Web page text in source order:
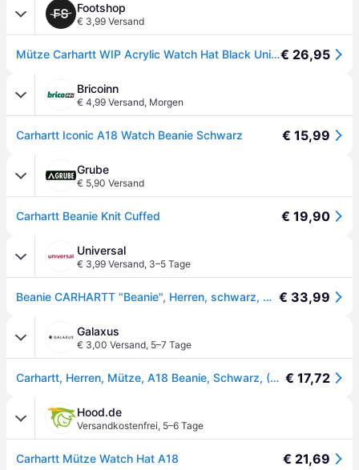
Footshop
€ 3,99 Versand
Mütze Carhartt WIP Acrylic Watch Hat Black Universal€ 26,95
Bricoinn
€ 4,99 Versand, Morgen
Carhartt Iconic A18 Watch Beanie Schwarz € 15,99
Grube
€ 5,90 Versand
Carhartt Beanie Knit Cuffed € 19,90
Universal
€ 3,99 Versand, 3–5 Tage
Beanie CARHARTT "Beanie", Herren, schwarz, Obermaterial: 100% Polyacryl PAN., Mützen Beanie € 33,99
Galaxus
€ 3,00 Versand, 5–7 Tage
Carhartt, Herren, Mütze, A18 Beanie, Schwarz, (One Size) € 17,72
Hood.de
Versandkostenfrei, 5–6 Tage
Carhartt Mütze Watch Hat A18 € 21,69